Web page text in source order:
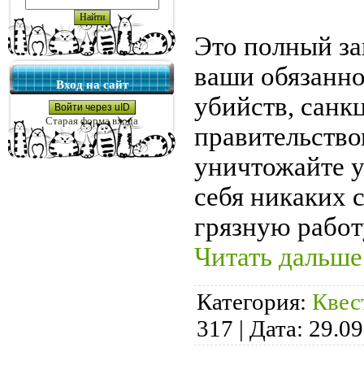
Вход на сайт
Войти через uID
Старая форма входа
Это полный
ваши
убийств,
уничтожайте
себя никаких
грязную
Читать
Категория:
317 | Дата: